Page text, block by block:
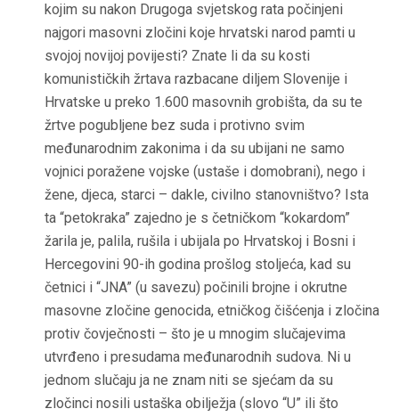
kojim su nakon Drugoga svjetskog rata počinjeni
najgori masovni zločini koje hrvatski narod pamti u
svojoj novijoj povijesti? Znate li da su kosti
komunističkih žrtava razbacane diljem Slovenije i
Hrvatske u preko 1.600 masovnih grobišta, da su te
žrtve pogubljene bez suda i protivno svim
međunarodnim zakonima i da su ubijani ne samo
vojnici poražene vojske (ustaše i domobrani), nego i
žene, djeca, starci – dakle, civilno stanovništvo? Ista
ta “petokraka” zajedno je s četničkom “kokardom”
žarila je, palila, rušila i ubijala po Hrvatskoj i Bosni i
Hercegovini 90-ih godina prošlog stoljeća, kad su
četnici i “JNA” (u savezu) počinili brojne i okrutne
masovne zločine genocida, etničkog čišćenja i zločina
protiv čovječnosti – što je u mnogim slučajevima
utvrđeno i presudama međunarodnih sudova. Ni u
jednom slučaju ja ne znam niti se sjećam da su
zločinci nosili ustaška obilježja (slovo “U” ili što